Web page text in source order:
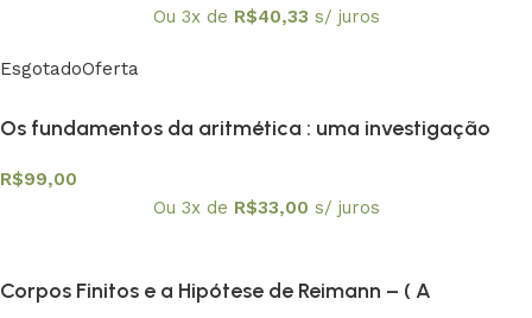
Ou 3x de R$40,33 s/ juros
EsgotadoOferta
Os fundamentos da aritmética : uma investigação
Textuniversitários 11
R$99,00
Ou 3x de R$33,00 s/ juros
Corpos Finitos e a Hipótese de Reimann – ( A